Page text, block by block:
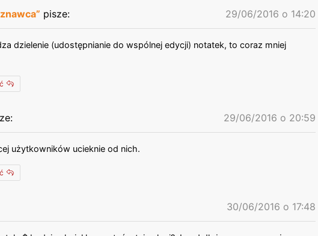
pisze: 29/06/2016 o 14:20
dzielenie (udostępnianie do wspólnej edycji) notatek, to coraz mniej
29/06/2016 o 20:59
użytkowników ucieknie od nich.
30/06/2016 o 17:48